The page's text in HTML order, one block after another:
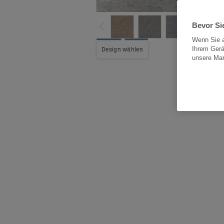
Design wählen Alle
Bevor
Wenn Sie
Ihrem
unsere